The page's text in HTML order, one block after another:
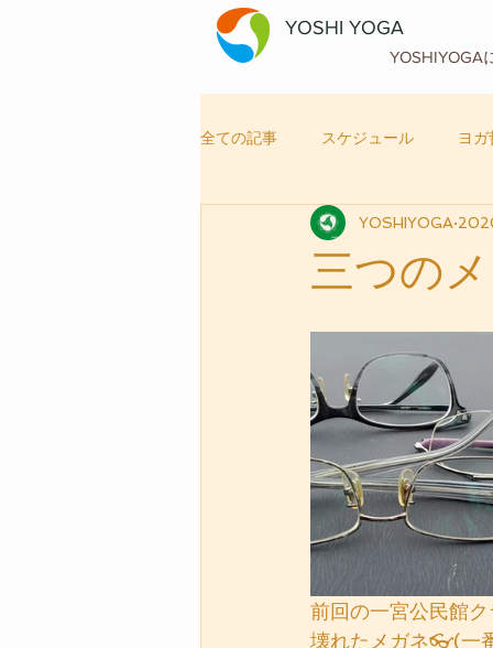
YOSHI YOGA
YOSHIYOGA
全ての記事 スケジュール ヨガ
自律神経メンテナンス ヨガ
三つの
YOSHIYOGA
前回の一宮公民館
壊れたメガネ👓(一